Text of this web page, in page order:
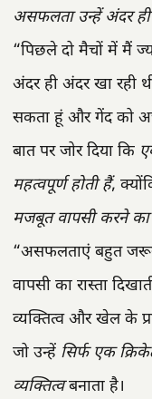
असफलता उन्हें अंदर ही
“पिछले दो मैचों में मैं
अंदर ही अंदर खा रही
सकता हूं और गेंद को
बात पर जोर दिया कि
महत्वपूर्ण होती हैं,
मजबूत वापसी करने का
“असफलताएं बहुत
वापसी का रास्ता
व्यक्तित्व और खेल के
जो उन्हें सिर्फ एक
व्यक्तित्वबनाता है।